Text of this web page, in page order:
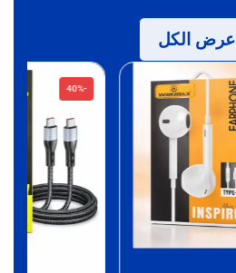
عرض الكل